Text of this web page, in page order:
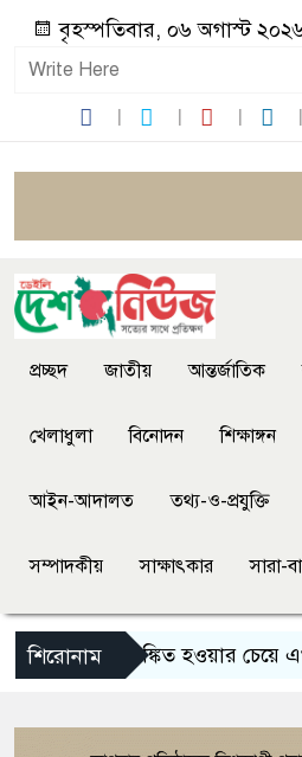
বৃহস্পতিবার, ০৬ অগাস্ট
প্রচ্ছদ জাতীয় আন্তর্জাতিক
খেলাধুলা বিনোদন শিক্ষাঙ্গন
আইন-আদালত তথ্য-ও-প্রযুক্তি
সম্পাদকীয় সাক্ষাৎকার সারা-
শিরোনাম
আতঙ্কিত হওয়ার চেয়ে এখন